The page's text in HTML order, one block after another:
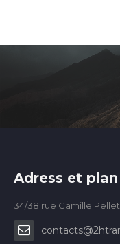
Adress et
34/38 rue Camille